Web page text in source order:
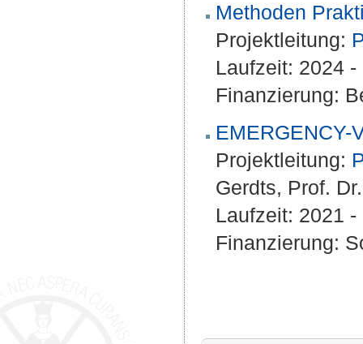
Methoden
Projektleitung:
Laufzeit: 2024
Finanzierung:
EMERGENCY-
Projektleitung:
Gerdts, Prof.
Laufzeit: 2021
Finanzierung: